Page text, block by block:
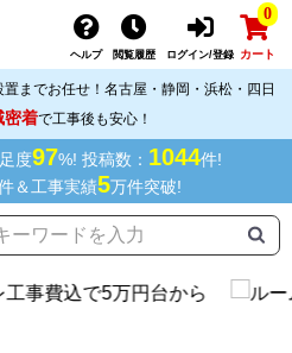
ヘルプ 閲覧履歴 ログイン/登録
0
カート
までお任せ！名古屋・静岡・浜松・四日
密着で工事後も安心！
度97%! 投稿数： 1044件!
＆工事実績5万件突破!